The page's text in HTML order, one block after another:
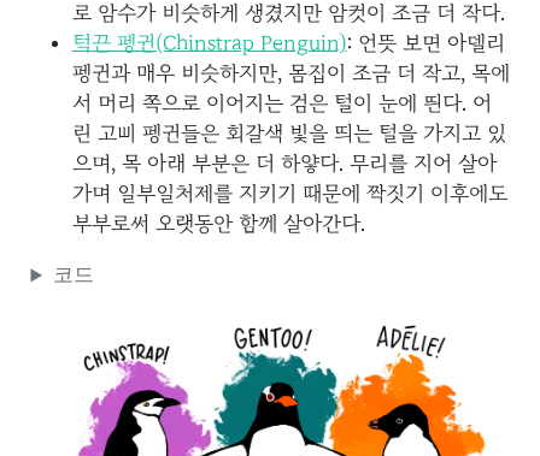
로 암수가 비슷하게 생겼지만 암컷이 조금 더 작다.
턱끈 펭귄(Chinstrap Penguin): 언뜻 보면 아델리
펭귄과 매우 비슷하지만, 몸집이 조금 더 작고, 목에
서 머리 쪽으로 이어지는 검은 털이 눈에 띈다. 어
린 고삐 펭귄들은 회갈색 빛을 띄는 털을 가지고 있
으며, 목 아래 부분은 더 하얗다. 무리를 지어 살아
가며 일부일처제를 지키기 때문에 짝짓기 이후에도
부부로써 오랫동안 함께 살아간다.
코드